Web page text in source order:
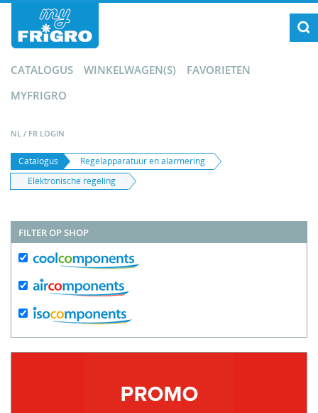
CATALOGUS WINKELWAGEN(S)
FAVORIETEN
MYFRIGRO
NL / FR LOGIN
Catalogus
Regelapparatuur en alarmering
Elektronische regeling
FILTER OP SHOP